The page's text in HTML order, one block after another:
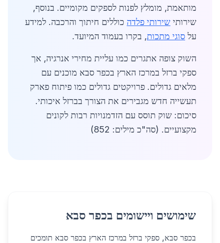
מותאמת, מומלץ לפנות לספקים מקומיים. בנוסף,
שירותי שירותי פלדה כוללים חיתוך והרכבה. למידע
על סוגי מתכות, בקרו בעמוד המיועד.
השוק צופה אתגרים כמו עליית מחירי אנרגיה, אך
ספקי ברזל במרכז הארץ בכפר סבא מוכנים עם
מלאים גדולים. פרויקטים גדולים כמו פיתוח פארק
תעשייה חדש מגבירים את הצורך בברזל איכותי.
סיכום: שוק תוסס עם הזדמנויות רבות לקונים
מקצועיים. (סה"כ מילים: 852)
שימושים ויישומים בכפר סבא
בכפר סבא, ספקי ברזל במרכז הארץ בכפר סבא תומכים